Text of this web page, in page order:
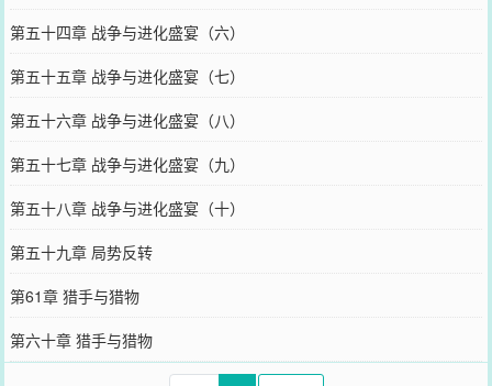
第五十四章 战争与进化盛宴（六）
第五十五章 战争与进化盛宴（七）
第五十六章 战争与进化盛宴（八）
第五十七章 战争与进化盛宴（九）
第五十八章 战争与进化盛宴（十）
第五十九章 局势反转
第61章 猎手与猎物
第六十章 猎手与猎物